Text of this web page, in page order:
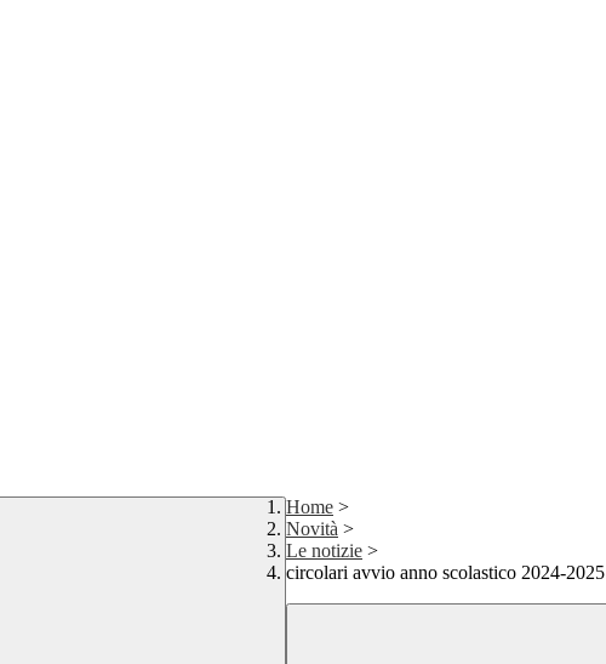
Home >
Novità >
Le notizie >
circolari avvio anno scolastico 2024-2025